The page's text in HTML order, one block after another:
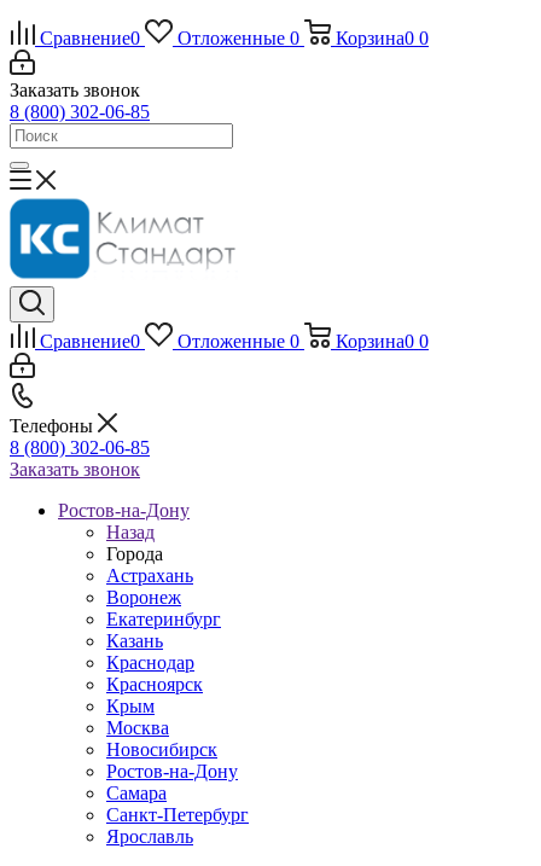
Сравнение0 Отложенные 0 Корзина0 0
Заказать звонок
8 (800) 302-06-85
Сравнение0 Отложенные 0 Корзина0 0
Телефоны
8 (800) 302-06-85
Заказать звонок
Ростов-на-Дону
Назад
Города
Астрахань
Воронеж
Екатеринбург
Казань
Краснодар
Красноярск
Крым
Москва
Новосибирск
Ростов-на-Дону
Самара
Санкт-Петербург
Ярославль